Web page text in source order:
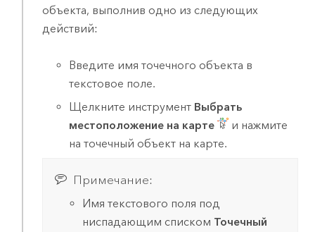
объекта, выполнив одно из следующих
действий:
Введите имя точечного объекта в
текстовое поле.
Щелкните инструмент Выбрать
местоположение на карте
и нажмите
на точечный объект на карте.
Примечание:
Имя текстового поля под
ниспадающим списком Точечный